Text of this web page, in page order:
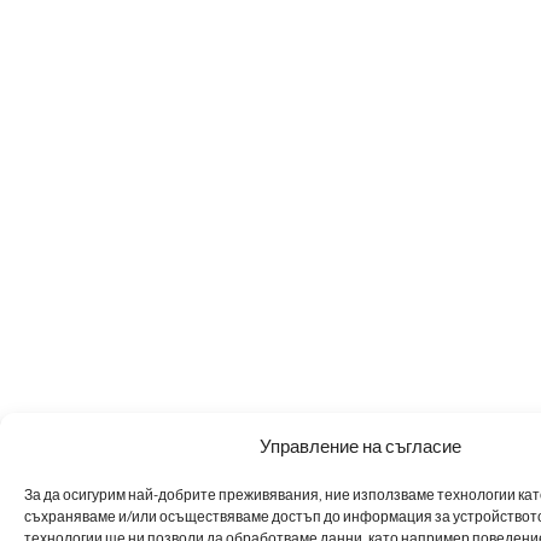
Управление на съгласие
За да осигурим най-добрите преживявания, ние използваме технологии
съхраняваме и/или осъществяваме достъп до информация за